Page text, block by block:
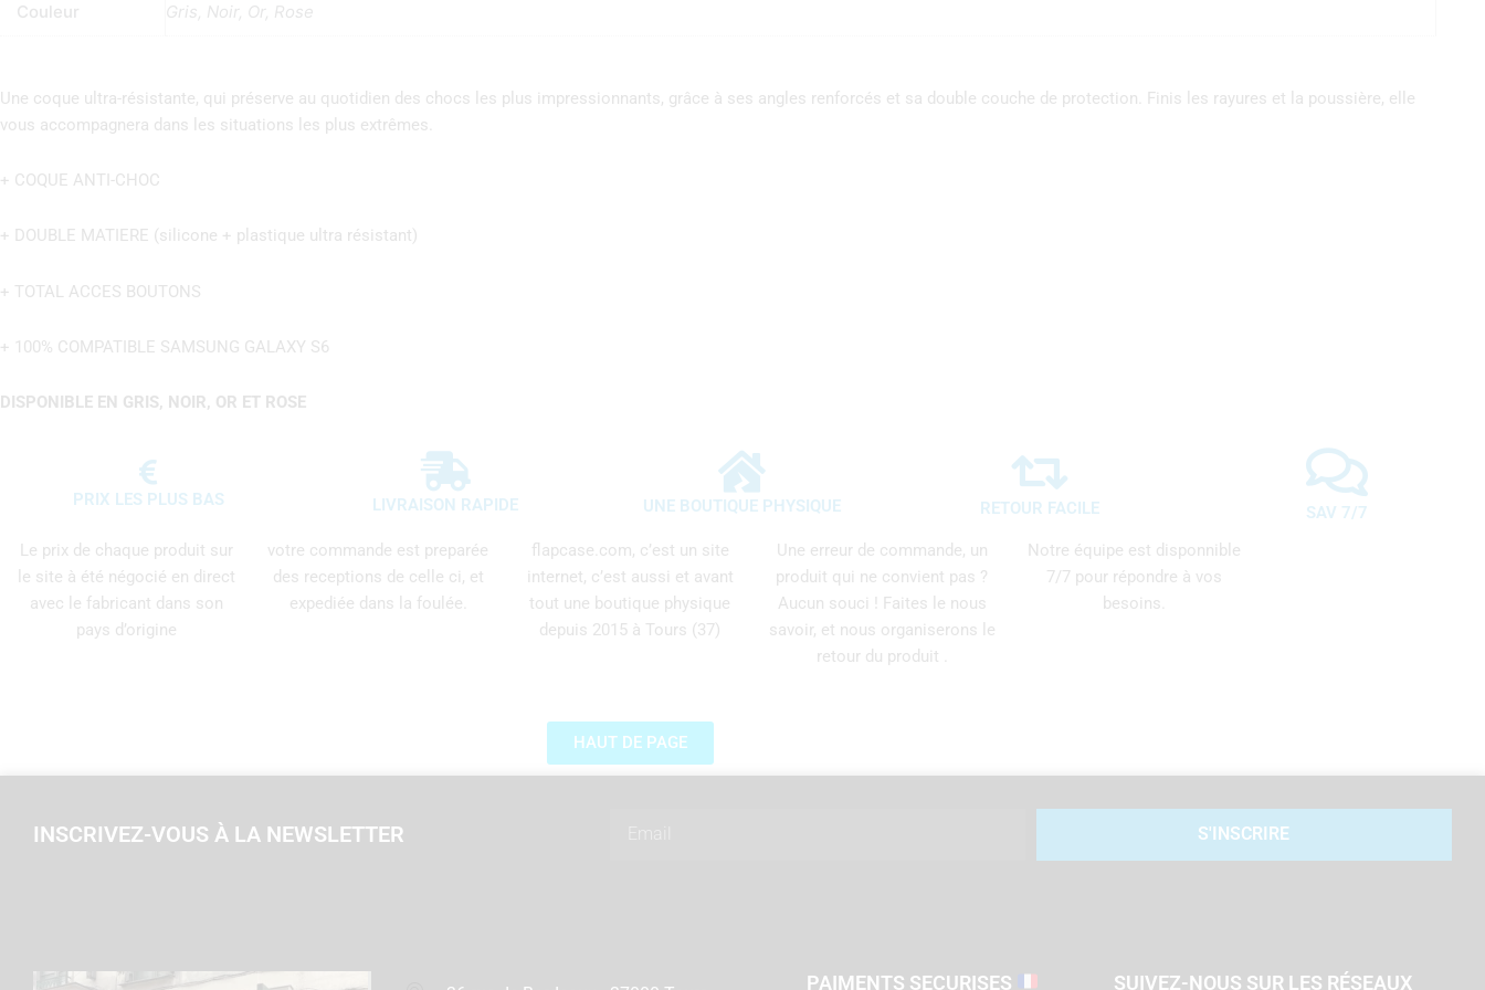
Couleur Gris, Noir, Or, Rose
Une coque ultra-résistante, qui préserve au quotidien des chocs les plus impressionnants, grâce à ses angles renforcés et sa double couche de protection.
Finis les rayures et la poussière, elle
vous accompagnera dans les situations les plus extrêmes.
+ COQUE ANTI-CHOC
+ DOUBLE MATIERE (silicone + plastique ultra résistant)
+ TOTAL ACCES BOUTONS
+ 100% COMPATIBLE SAMSUNG GALAXY S6
DISPONIBLE EN GRIS, NOIR, OR ET ROSE
PRIX LES PLUS BAS LIVRAISON RAPIDE UNE BOUTIQUE PHYSIQUE RETOUR FACILE
SAV 7/7
Le prix de chaque produit sur
le site à été négocié en direct
avec le fabricant dans son
pays d’origine
votre commande est preparée
des receptions de celle ci, et
expediée dans la foulée.
flapcase.com, c’est un site
internet, c’est aussi et avant
tout une boutique physique
depuis 2015 à Tours (37)
Une erreur de commande, un
produit qui ne convient pas ?
Aucun souci ! Faites le nous
savoir, et nous organiserons le
retour du produit .
Notre équipe est disponnible
7/7 pour répondre à vos
besoins.
HAUT DE PAGE
INSCRIVEZ-VOUS À LA NEWSLETTER S'INSCRIRE
PAIMENTS SECURISES SUIVEZ-NOUS SUR LES RÉSEAUX